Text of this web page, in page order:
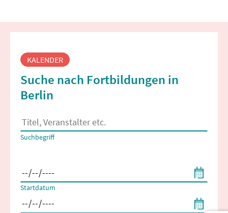
Fortbildungssuche
KALENDER
Suche nach Fortbildungen in
Berlin
Es erscheinen Suchvorschläge, wenn mindestens 2 Zeichen
Suchbegriff
Startdatum